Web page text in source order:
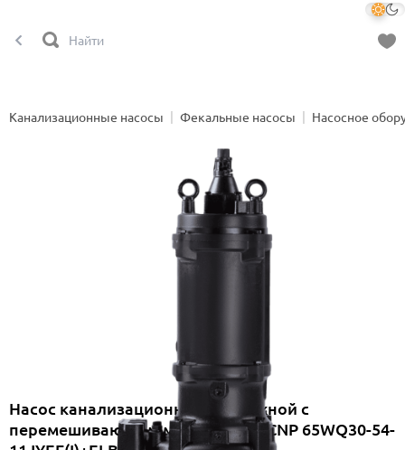
Канализационные насосы Фекальные насосы Насосное
Насос канализационный погружной с
перемешивающим механизмом CNP 65WQ30-54-